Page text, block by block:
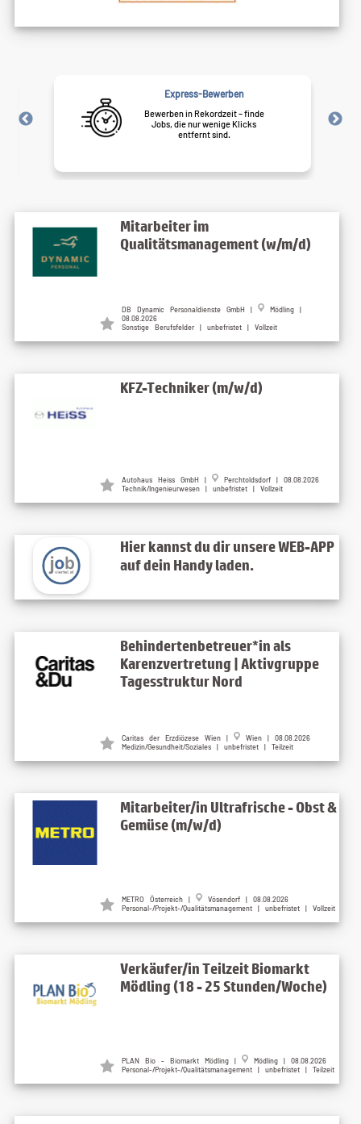
Express-Bewerben
Bewerben in Rekordzeit – finde
Jobs, die nur wenige Klicks
entfernt sind.
Mitarbeiter im
Qualitätsmanagement (w/m/d)
DB Dynamic Personaldienste GmbH | Mödling |
08.08.2026
Sonstige Berufsfelder | unbefristet | Vollzeit
KFZ-Techniker (m/w/d)
Autohaus Heiss GmbH | Perchtoldsdorf | 08.08.2026
Technik/Ingenieurwesen | unbefristet | Vollzeit
Hier kannst du dir unsere WEB-APP
auf dein Handy laden.
Behindertenbetreuer*in als
Karenzvertretung | Aktivgruppe
Tagesstruktur Nord
Caritas der Erzdiözese Wien | Wien | 08.08.2026
Medizin/Gesundheit/Soziales | unbefristet | Teilzeit
Mitarbeiter/in Ultrafrische - Obst &
Gemüse (m/w/d)
METRO Österreich | Vösendorf | 08.08.2026
Personal-/Projekt-/Qualitätsmanagement | unbefristet | Vollzeit
Verkäufer/in Teilzeit Biomarkt
Mödling (18 - 25 Stunden/Woche)
PLAN Bio - Biomarkt Mödling | Mödling | 08.08.2026
Personal-/Projekt-/Qualitätsmanagement | unbefristet | Teilzeit